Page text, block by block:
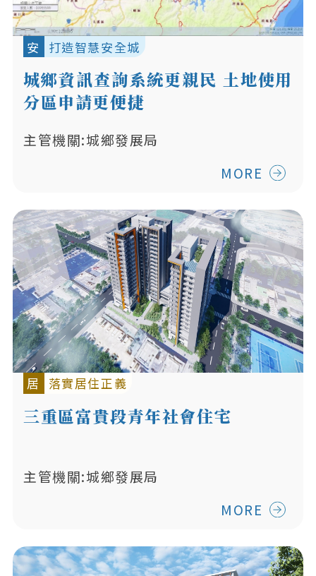
安 打造智慧安全城
城鄉資訊查詢系統更親民 土地使用
分區申請更便捷
主管機關:城鄉發展局
MORE
居 落實居住正義
三重區富貴段青年社會住宅
主管機關:城鄉發展局
MORE